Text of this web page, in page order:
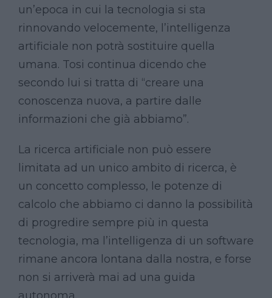
un’epoca in cui la tecnologia si sta
rinnovando velocemente, l’intelligenza
artificiale non potrà sostituire quella
umana. Tosi continua dicendo che
secondo lui si tratta di “creare una
conoscenza nuova, a partire dalle
informazioni che già abbiamo”.
La ricerca artificiale non può essere
limitata ad un unico ambito di ricerca, è
un concetto complesso, le potenze di
calcolo che abbiamo ci danno la possibilità
di progredire sempre più in questa
tecnologia, ma l’intelligenza di un software
rimane ancora lontana dalla nostra, e forse
non si arriverà mai ad una guida